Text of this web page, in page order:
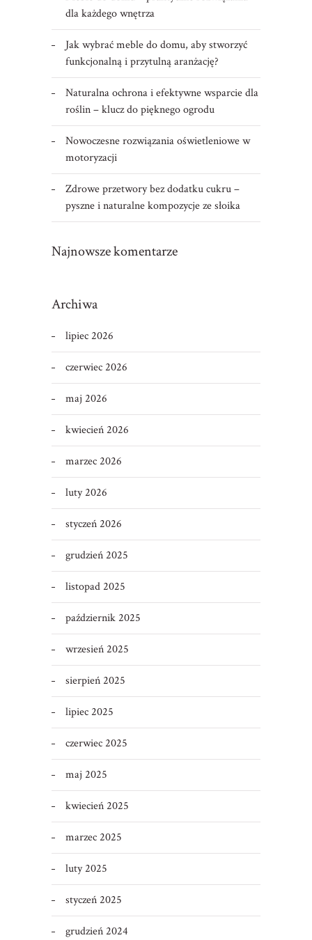
dla każdego wnętrza
Jak wybrać meble do domu, aby stworzyć
funkcjonalną i przytulną aranżację?
Naturalna ochrona i efektywne wsparcie dla
roślin – klucz do pięknego ogrodu
Nowoczesne rozwiązania oświetleniowe w
motoryzacji
Zdrowe przetwory bez dodatku cukru –
pyszne i naturalne kompozycje ze słoika
Najnowsze komentarze
Archiwa
lipiec 2026
czerwiec 2026
maj 2026
kwiecień 2026
marzec 2026
luty 2026
styczeń 2026
grudzień 2025
listopad 2025
październik 2025
wrzesień 2025
sierpień 2025
lipiec 2025
czerwiec 2025
maj 2025
kwiecień 2025
marzec 2025
luty 2025
styczeń 2025
grudzień 2024